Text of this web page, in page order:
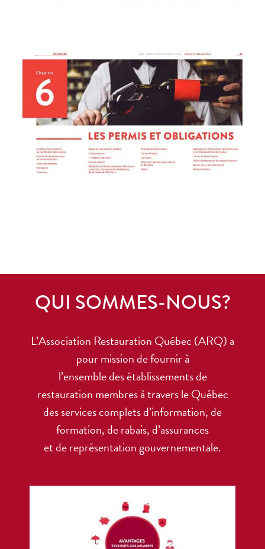
QUI SOMMES-NOUS?
L’Association Restauration Québec (ARQ) a
pour mission de fournir à
l’ensemble des établissements de
restauration membres à travers le Québec
des services complets d’information, de
formation, de rabais, d’assurances
et de représentation gouvernementale.